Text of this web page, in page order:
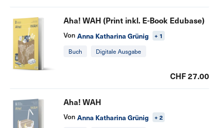
Aha! WAH (Print inkl. E-Book Edubase)
Von Anna Katharina Grünig + 1
Buch Digitale Ausgabe
CHF 27.00
Aha! WAH
Von Anna Katharina Grünig + 2